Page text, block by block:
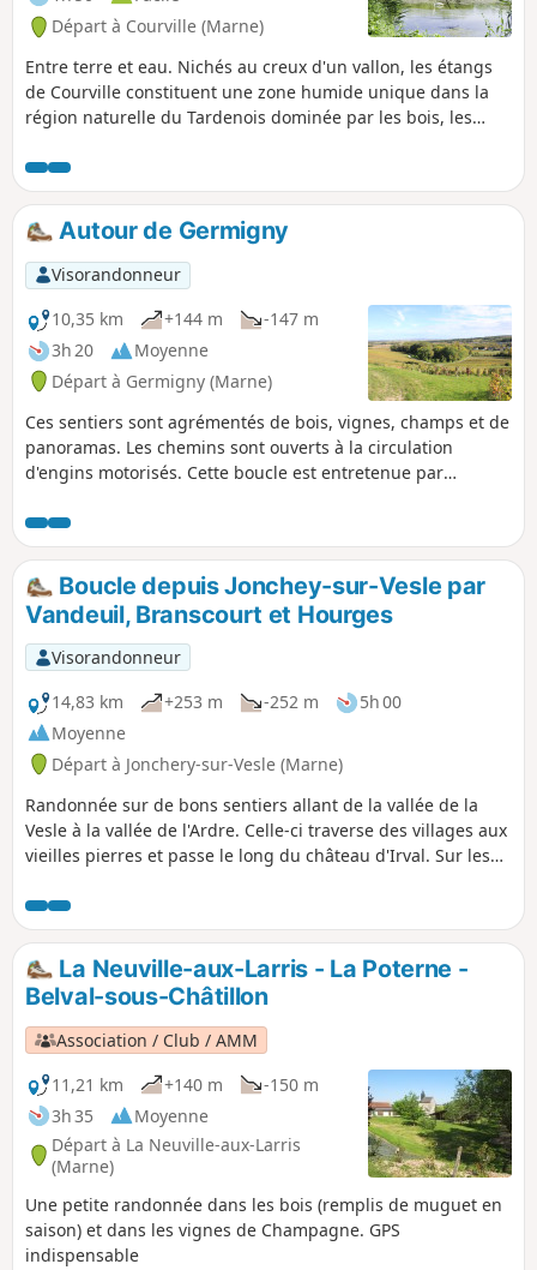
Départ à Courville (Marne)
Entre terre et eau. Nichés au creux d'un vallon, les étangs
de Courville constituent une zone humide unique dans la
région naturelle du Tardenois dominée par les bois, les
Autour de Germigny
Visorandonneur
10,35 km
+144 m
-147 m
3h 20
Moyenne
Départ à Germigny (Marne)
Ces sentiers sont agrémentés de bois, vignes, champs et de
panoramas. Les chemins sont ouverts à la circulation
d'engins motorisés. Cette boucle est entretenue par
Boucle depuis Jonchey-sur-Vesle par
Vandeuil, Branscourt et Hourges
Visorandonneur
14,83 km
+253 m -252 m
5h 00
Moyenne
Départ à Jonchery-sur-Vesle (Marne)
Randonnée sur de bons sentiers allant de la vallée de la
Vesle à la vallée de l'Ardre. Celle-ci traverse des villages aux
vieilles pierres et passe le long du château d'Irval. Sur les
la vallée de l'Ardre, Puis au retour, sur le massif de Saint-
Thierry et le Mont Die.
La Neuville-aux-Larris - La Poterne -
Belval-sous-Châtillon
Association / Club / AMM
11,21 km
+140 m
-150 m
3h 35
Moyenne
Départ à La Neuville-aux-Larris
(Marne)
Une petite randonnée dans les bois (remplis de muguet en
saison) et dans les vignes de Champagne. GPS
indispensable